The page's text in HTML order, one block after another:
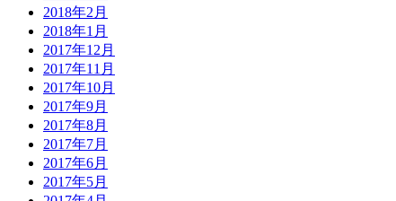
2018年2月
2018年1月
2017年12月
2017年11月
2017年10月
2017年9月
2017年8月
2017年7月
2017年6月
2017年5月